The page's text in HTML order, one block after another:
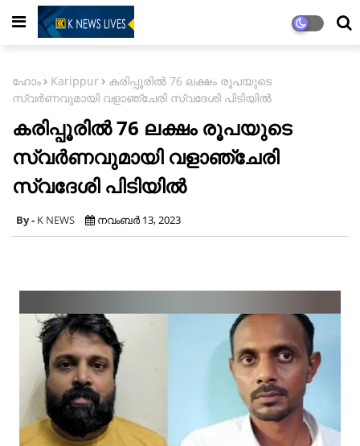
ഹോം Karippur
കരിപ്പൂരിൽ 76 ലക്ഷം രൂപയുടെ
സ്വര്‍ണവുമായി വളാഞ്ചേരി സ്വദേശി പിടിയില്‍
കരിപ്പൂരിൽ 76 ലക്ഷം രൂപയുടെ
സ്വര്‍ണവുമായി വളാഞ്ചേരി
സ്വദേശി പിടിയില്‍
K NEWS നവംബർ 13, 2023